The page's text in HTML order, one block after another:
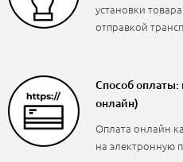
установки
отправкой
Способ оплаты:
онлайн)
Оплата онлайн
на электронную